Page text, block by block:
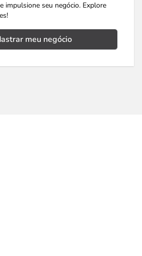
impulsione seu negócio. Explore
meu negócio